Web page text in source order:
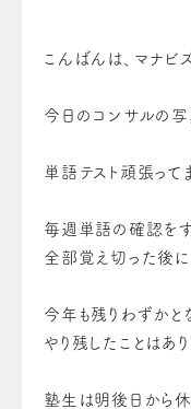
こんばんは、マナビ
今日のコンサルの写
単語テスト頑張って
毎週単語の確認をす
全部覚え切った後に
今年も残りわずかとな
やり残したことはあり
塾生は明後日から休